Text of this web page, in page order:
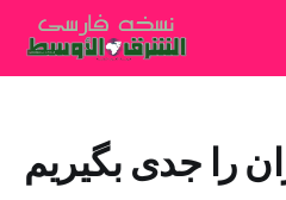
را جدی بگیریم